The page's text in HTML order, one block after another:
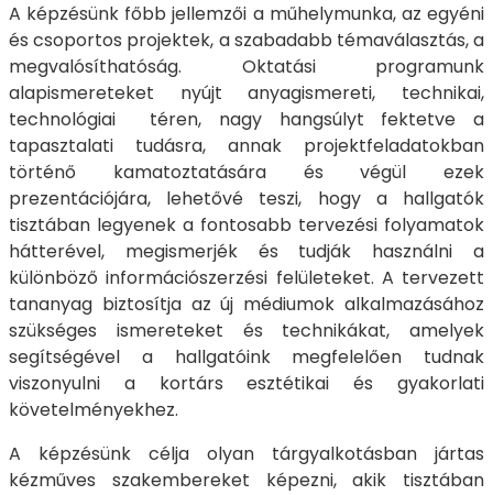
A képzésünk főbb jellemzői a műhelymunka, az egyéni
és csoportos projektek, a szabadabb témaválasztás, a
megvalósíthatóság. Oktatási programunk
alapismereteket nyújt anyagismereti, technikai,
technológiai téren, nagy hangsúlyt fektetve a
tapasztalati tudásra, annak projektfeladatokban
történő kamatoztatására és végül ezek
prezentációjára, lehetővé teszi, hogy a hallgatók
tisztában legyenek a fontosabb tervezési folyamatok
hátterével, megismerjék és tudják használni a
különböző információszerzési felületeket. A tervezett
tananyag biztosítja az új médiumok alkalmazásához
szükséges ismereteket és technikákat, amelyek
segítségével a hallgatóink megfelelően tudnak
viszonyulni a kortárs esztétikai és gyakorlati
követelményekhez.
A képzésünk célja olyan tárgyalkotásban jártas
kézműves szakembereket képezni, akik tisztában